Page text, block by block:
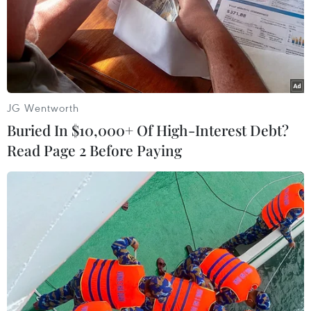
COVID-19 lây lan.
LHQ cùng nhiều tổ chức và tập đoàn yêu
cầu nhân viên làm việc tại nhà
14/03/2020 00:45
JG Wentworth
Buried In $10,000+ Of High-Interest Debt?
Read Page 2 Before Paying